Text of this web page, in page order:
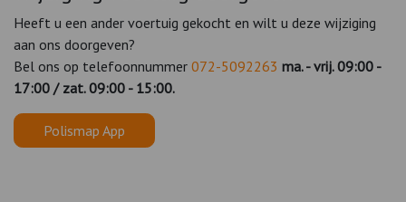
Heeft u een ander voertuig gekocht en wilt u deze wijziging
aan ons doorgeven?
Bel ons op telefoonnummer 072-5092263 ma. - vrij. 09:00 -
17:00 / zat. 09:00 - 15:00.
Polismap App